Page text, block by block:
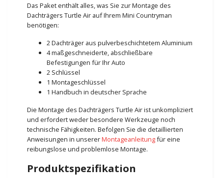
Das Paket enthält alles, was Sie zur Montage des
Dachträgers Turtle Air auf Ihrem Mini Countryman
benötigen:
2 Dachträger aus pulverbeschichtetem Aluminium
4 maßgeschneiderte, abschließbare
Befestigungen für Ihr Auto
2 Schlüssel
1 Montageschlüssel
1 Handbuch in deutscher Sprache
Die Montage des Dachträgers Turtle Air ist unkompliziert
und erfordert weder besondere Werkzeuge noch
technische Fähigkeiten. Befolgen Sie die detaillierten
Anweisungen in unsererMontageanleitungfür eine
reibungslose und problemlose Montage.
Produktspezifikation